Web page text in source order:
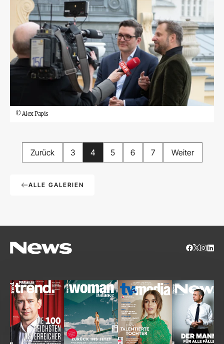
©Alex Papis
Zurück 3 4 5 6 7 Weiter
ALLE GALERIEN